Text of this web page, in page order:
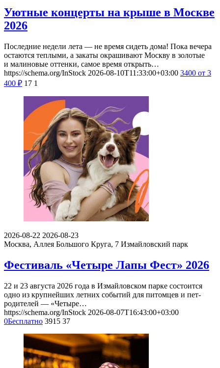
Уютные концерты на крыше в Москве
2026
Последние недели лета — не время сидеть дома! Пока вечера
остаются теплыми, а закаты окрашивают Москву в золотые
и малиновые оттенки, самое время открыть…
https://schema.org/InStock 2026-08-10T11:33:00+03:00 3400 от 3
400 ₽ 17 1
2026-08-22 2026-08-23
Москва, Аллея Большого Круга, 7 Измайловский парк
Фестиваль «Четыре Лапы Фест» 2026
22 и 23 августа 2026 года в Измайловском парке состоится
одно из крупнейших летних событий для питомцев и пет-
родителей — «Четыре…
https://schema.org/InStock 2026-08-07T16:43:00+03:00
0Бесплатно 3915 37